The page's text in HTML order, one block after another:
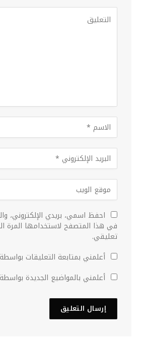
احفظ اسمي، بريدي الإلكتروني،
في هذا المتصفح لاستخدامها المرة
تعليقي.
أعلمني بمتابعة التعليقات بواسطة
أعلمني بالمواضيع الجديدة بواسطة